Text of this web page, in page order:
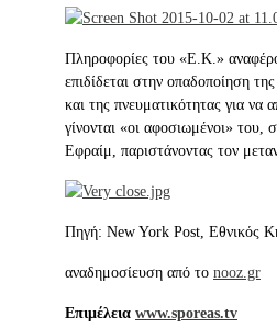
Πληροφορίες του «Ε.Κ.»
επιδίδεται στην οπαδοποίηση
και της πνευματικότητας για
γίνονται «οι αφοσιωμένοι» του,
Εφραίμ, παριστάνοντας τον
Πηγή: New York Post, Εθνικός
αναδημοσίευση από το nooz.gr
Επιμέλεια www.sporeas.tv